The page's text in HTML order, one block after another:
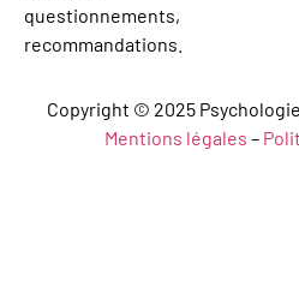
questionnements,
recommandations.
Copyright © 2025
Mentions légales –